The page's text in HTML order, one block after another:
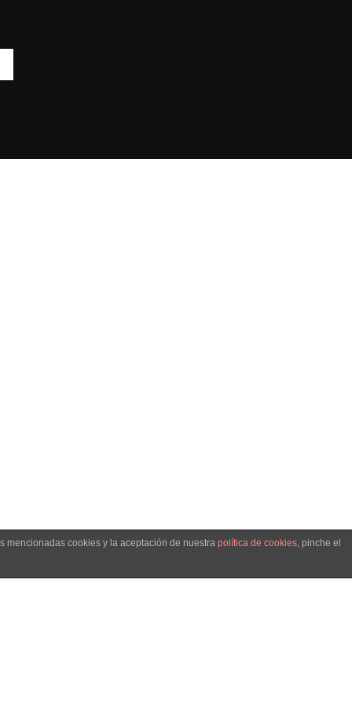
mencionadas cookies y la aceptación de nuestra política de cookies, pinche el